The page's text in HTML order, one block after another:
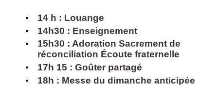
14 h : Louange
14h30 : Enseignement
15h30 : Adoration Sacrement de
réconciliation Écoute fraternelle
17h 15 : Goûter partagé
18h : Messe du dimanche anticipée